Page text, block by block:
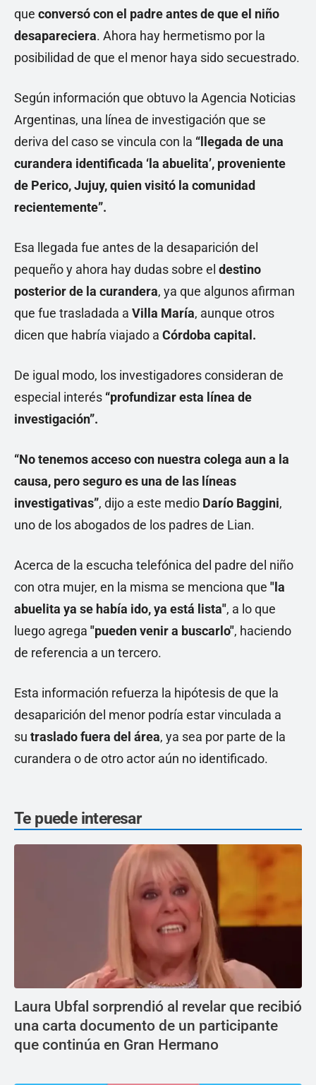
que conversó con el padre antes de que el niño
desapareciera. Ahora hay hermetismo por la
posibilidad de que el menor haya sido secuestrado.
Según información que obtuvo la Agencia Noticias
Argentinas, una línea de investigación que se
deriva del caso se vincula con la “llegada de una
curandera identificada ‘la abuelita’, proveniente
de Perico, Jujuy, quien visitó la comunidad
recientemente”.
Esa llegada fue antes de la desaparición del
pequeño y ahora hay dudas sobre el destino
posterior de la curandera, ya que algunos afirman
que fue trasladada a Villa María, aunque otros
dicen que habría viajado a Córdoba capital.
De igual modo, los investigadores consideran de
especial interés “profundizar esta línea de
investigación”.
“No tenemos acceso con nuestra colega aun a la
causa, pero seguro es una de las líneas
investigativas”, dijo a este medio Darío Baggini,
uno de los abogados de los padres de Lian.
Acerca de la escucha telefónica del padre del niño
con otra mujer, en la misma se menciona que "la
abuelita ya se había ido, ya está lista", a lo que
luego agrega "pueden venir a buscarlo", haciendo
de referencia a un tercero.
Esta información refuerza la hipótesis de que la
desaparición del menor podría estar vinculada a
su traslado fuera del área, ya sea por parte de la
curandera o de otro actor aún no identificado.
Te puede interesar
Laura Ubfal sorprendió al revelar que recibió
una carta documento de un participante
que continúa en Gran Hermano